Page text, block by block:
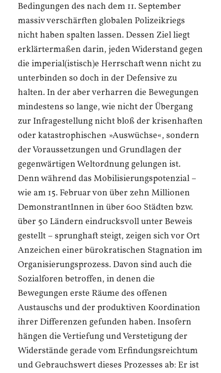
Bedingungen des nach dem 11. September
massiv verschärften globalen Polizeikriegs
nicht haben spalten lassen. Dessen Ziel liegt
erklärtermaßen darin, jeden Widerstand gegen
die imperial(istisch)e Herrschaft wenn nicht zu
unterbinden so doch in der Defensive zu
halten. In der aber verharren die Bewegungen
mindestens so lange, wie nicht der Übergang
zur Infragestellung nicht bloß der krisenhaften
oder katastrophischen »Auswüchse«, sondern
der Voraussetzungen und Grundlagen der
gegenwärtigen Weltordnung gelungen ist.
Denn während das Mobilisierungspotenzial –
wie am 15. Februar von über zehn Millionen
DemonstrantInnen in über 600 Städten bzw.
über 50 Ländern eindrucksvoll unter Beweis
gestellt – sprunghaft steigt, zeigen sich vor Ort
Anzeichen einer bürokratischen Stagnation im
Organisierungsprozess. Davon sind auch die
Sozialforen betroffen, in denen die
Bewegungen erste Räume des offenen
Austauschs und der produktiven Koordination
ihrer Differenzen gefunden haben. Insofern
hängen die Vertiefung und Verstetigung der
Widerstände gerade vom Erfindungsreichtum
und Gebrauchswert dieses Prozesses ab: Er ist